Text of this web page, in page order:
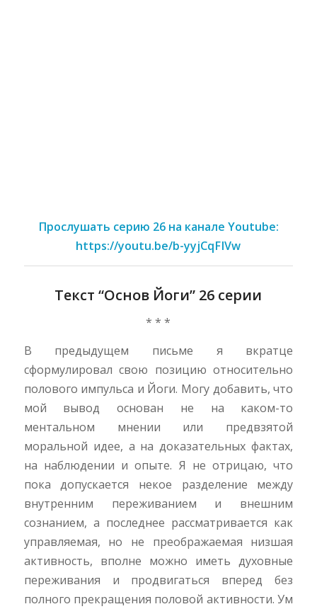
Прослушать серию 26 на канале Youtube:
https://youtu.be/b-yyjCqFIVw
Текст “Основ Йоги” 26 серии
* * *
В предыдущем письме я вкратце
сформулировал свою позицию относительно
полового импульса и Йоги. Могу добавить, что
мой вывод основан не на каком-то
ментальном мнении или предвзятой
моральной идее, а на доказательных фактах,
на наблюдении и опыте. Я не отрицаю, что
пока допускается некое разделение между
внутренним переживанием и внешним
сознанием, а последнее рассматривается как
управляемая, но не преображаемая низшая
активность, вполне можно иметь духовные
переживания и продвигаться вперед без
полного прекращения половой активности. Ум